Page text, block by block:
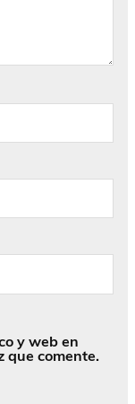
y web en
que comente.